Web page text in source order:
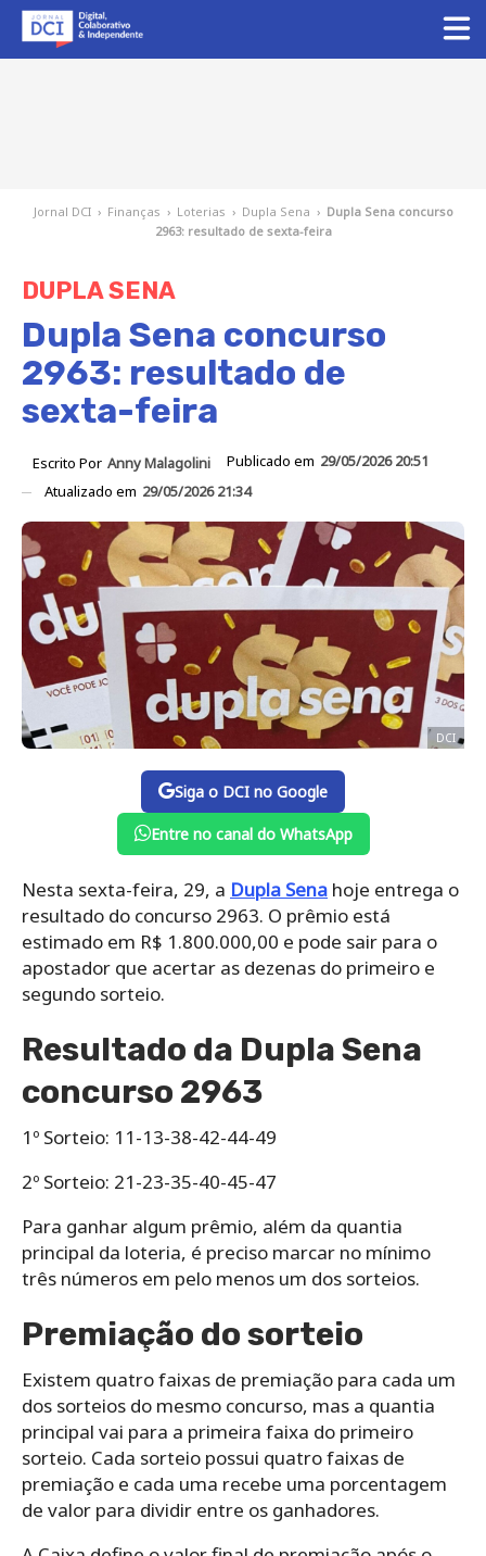
Jornal DCI › Finanças › Loterias › Dupla Sena › Dupla Sena concurso
2963: resultado de sexta-feira
DUPLA SENA
Dupla Sena concurso
2963: resultado de
sexta-feira
Escrito Por Anny Malagolini Publicado em 29/05/2026 20:51
Atualizado em 29/05/2026 21:34
DCI
Siga o DCI no Google
Entre no canal do WhatsApp
Nesta sexta-feira, 29, a Dupla Sena hoje entrega o
resultado do concurso 2963. O prêmio está
estimado em R$ 1.800.000,00 e pode sair para o
apostador que acertar as dezenas do primeiro e
segundo sorteio.
Resultado da Dupla Sena
concurso 2963
1º Sorteio: 11-13-38-42-44-49
2º Sorteio: 21-23-35-40-45-47
Para ganhar algum prêmio, além da quantia
principal da loteria, é preciso marcar no mínimo
três números em pelo menos um dos sorteios.
Premiação do sorteio
Existem quatro faixas de premiação para cada um
dos sorteios do mesmo concurso, mas a quantia
principal vai para a primeira faixa do primeiro
sorteio. Cada sorteio possui quatro faixas de
premiação e cada uma recebe uma porcentagem
de valor para dividir entre os ganhadores.